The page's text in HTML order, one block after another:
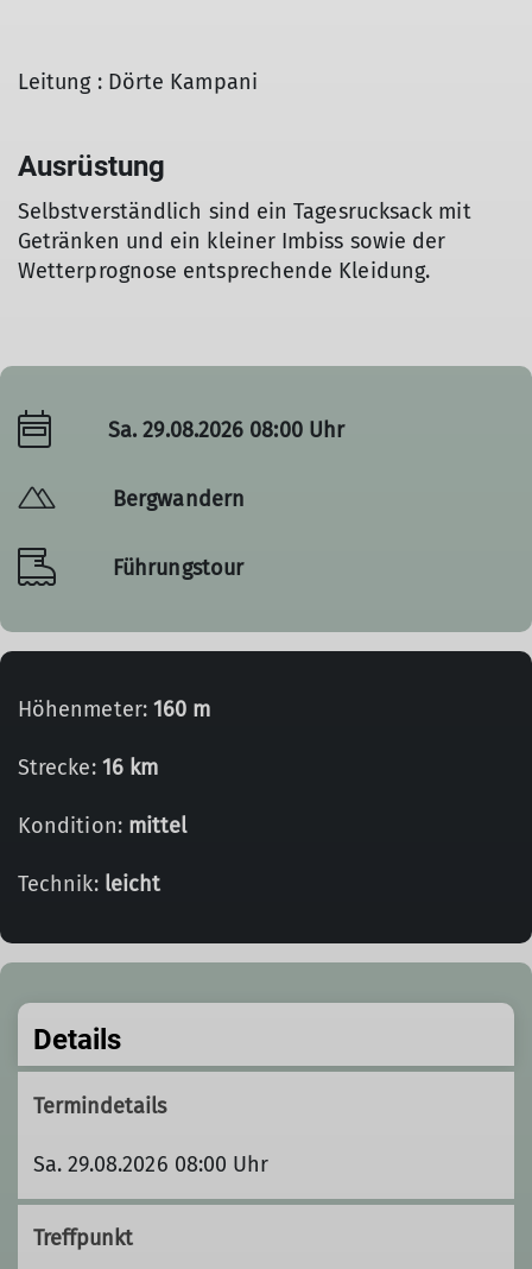
Leitung : Dörte Kampani
Ausrüstung
Selbstverständlich sind ein Tagesrucksack mit
Getränken und ein kleiner Imbiss sowie der
Wetterprognose entsprechende Kleidung.
Sa. 29.08.2026 08:00 Uhr
Bergwandern
Führungstour
Höhenmeter: 160 m
Strecke: 16 km
Kondition: mittel
Technik: leicht
Details
Termindetails
Sa. 29.08.2026 08:00 Uhr
Treffpunkt